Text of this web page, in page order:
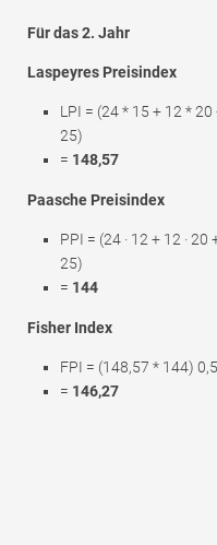
Für das 2. Jahr
Laspeyres Preisindex
LPI = (24 * 15 + 12 *
25)
= 148,57
Paasche Preisindex
PPI = (24 · 12 + 12 · 20
25)
= 144
Fisher Index
FPI = (148,57 * 144) 0,5
= 146,27